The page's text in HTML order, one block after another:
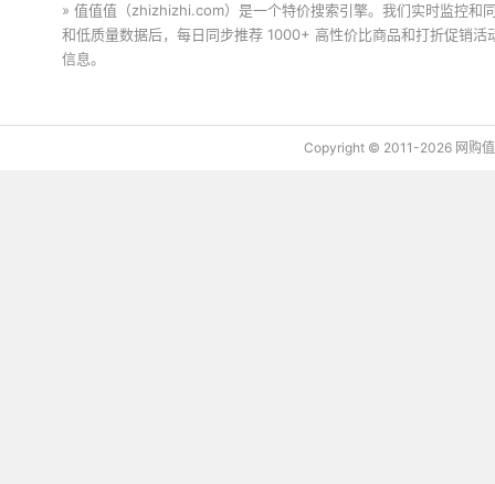
» 值值值（zhizhizhi.com）是一个特价搜索引擎。我们实时监控和
和低质量数据后，每日同步推荐 1000+ 高性价比商品和打折促销
信息。
Copyright © 2011-2026 网购